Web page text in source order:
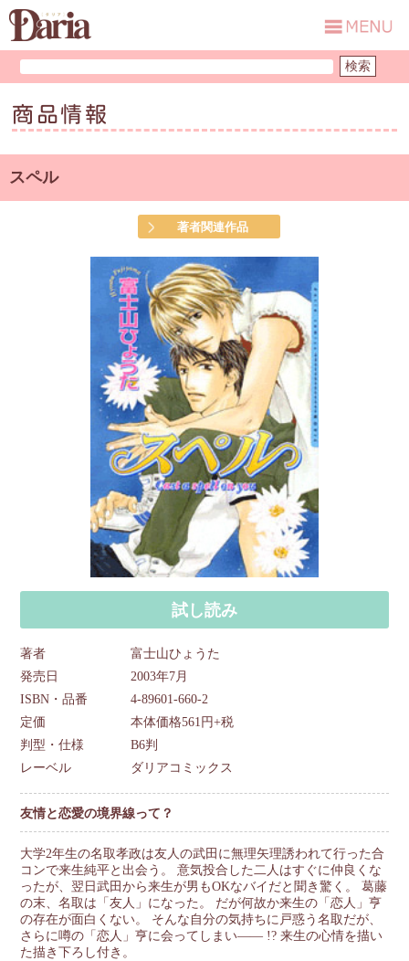
商品情報
スペル
著者関連作品
試し読み
著者
富士山ひょうた
発売日
2003年7月
ISBN・品番
4-89601-660-2
定価
本体価格561円+税
判型・仕様
B6判
レーベル
ダリアコミックス
友情と恋愛の境界線って？
大学2年生の名取孝政は友人の武田に無理矢理誘われて行った合
コンで来生純平と出会う。 意気投合した二人はすぐに仲良くな
ったが、翌日武田から来生が男もOKなバイだと聞き驚く。 葛藤
の末、名取は「友人」になった。 だが何故か来生の「恋人」亨
の存在が面白くない。 そんな自分の気持ちに戸惑う名取だが、
さらに噂の「恋人」亨に会ってしまい―― !? 来生の心情を描い
た描き下ろし付き。